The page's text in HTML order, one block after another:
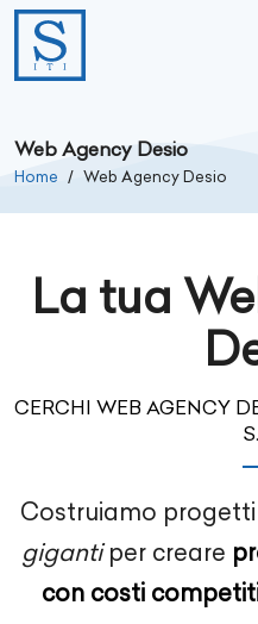
Web Agency Desio
Home Web Agency Desio
La tua
CERCHI WEB AGENCY
Costruiamo
gigantiper creare
con costi